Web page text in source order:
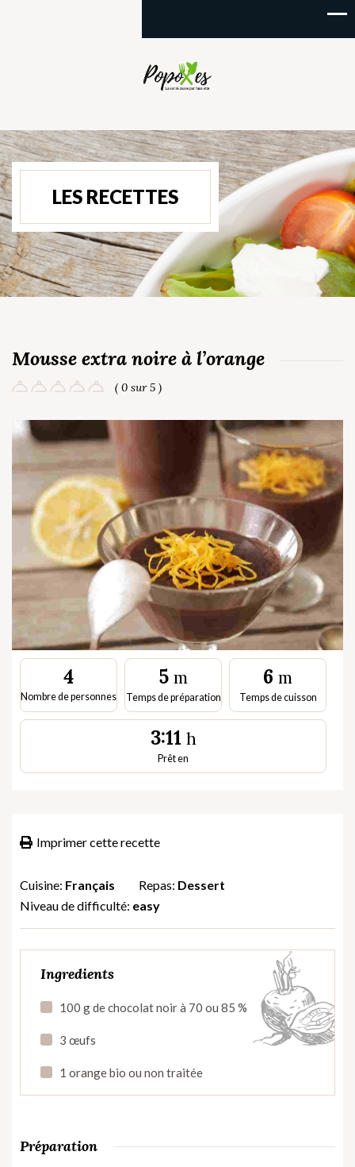
LES RECETTES
Mousse extra noire à l’orange
( 0 sur 5 )
4
Nombre de personnes
5m
Temps de préparation
6m
Temps de cuisson
3:11 h
Prêt en
Imprimer cette recette
Cuisine: Français Repas: Dessert
Niveau de difficulté: easy
Ingredients
100 g de chocolat noir à 70 ou 85 %
3 œufs
1 orange bio ou non traitée
Préparation